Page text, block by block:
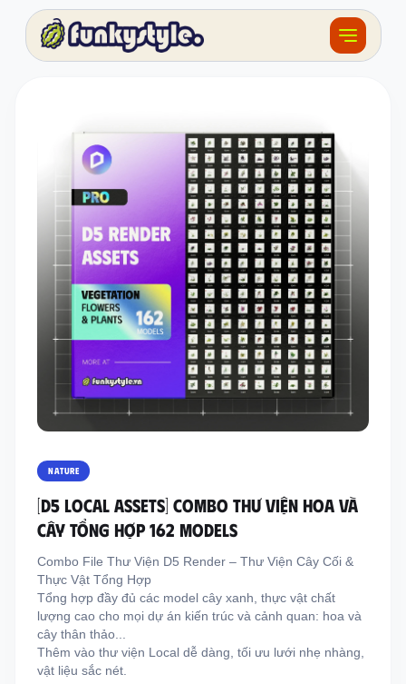
Khóa học
Tài nguyên
Giải thưởng
F.BLOG
Địa chỉ:
Email:funkystylemanage@gmail.com
Đăng nhập
Đăng ký
NATURE
[D5 LOCAL ASSETS] COMBO THƯ VIỆN HOA VÀ
CÂY TỔNG HỢP 162 MODELS
Combo File Thư Viện D5 Render – Thư Viện Cây Cối &
Thực Vật Tổng Hợp
Tổng hợp đầy đủ các model cây xanh, thực vật chất
lượng cao cho mọi dự án kiến trúc và cảnh quan: hoa và
cây thân thảo...
Thêm vào thư viện Local dễ dàng, tối ưu lưới nhẹ nhàng,
vật liệu sắc nét.